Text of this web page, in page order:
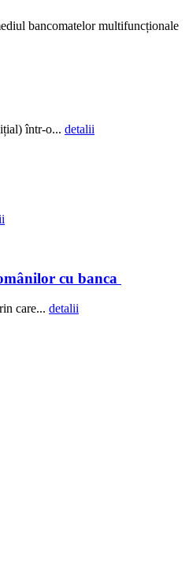
bancomatelor multifuncționale
într-o... detalii
cu banca
care... detalii